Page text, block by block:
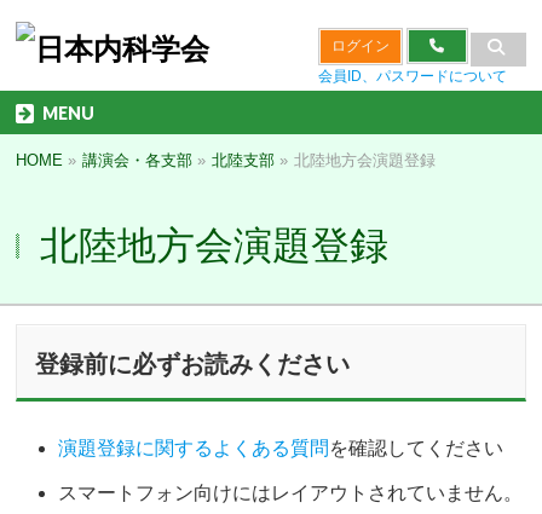
ログイン
会員ID、パスワードについて
MENU
HOME » 講演会・各支部 » 北陸支部 » 北陸地方会演題登録
北陸地方会演題登録
登録前に必ずお読みください
演題登録に関するよくある質問 を確認してください
スマートフォン向けにはレイアウトされていません。